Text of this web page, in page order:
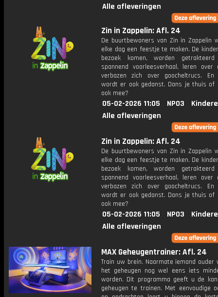
Alle afleveringen
Zin in Zappelin: Afl. 24
De buurtbewoners van Zin in Zappelin
elke dag een feestje te maken. De
bezoek komen, worden
spannend voorleesverhaal, leren
verbazen zich over goocheltrucs. En
wordt er ook gedanst. Dans je thuis of
ook mee?
05-02-2026 11:05 NPO3
Alle afleveringen
Zin in Zappelin: Afl. 24
De buurtbewoners van Zin in Zappelin
elke dag een feestje te maken. De
bezoek komen, worden
spannend voorleesverhaal, leren
verbazen zich over goocheltrucs. En
wordt er ook gedanst. Dans je thuis of
ook mee?
05-02-2026 11:05 NPO3
Alle afleveringen
MAX Geheugentrainer: Afl. 24
Train uw brein. Naarmate iemand ouder
het geheugen nog wel eens iets
worden. Dit programma geeft u de
geheugen te trainen. Met eenvoudige